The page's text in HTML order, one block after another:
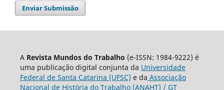
Enviar Submissão
A Revista Mundos do Trabalho (e-ISSN: 1984-9222) é
uma publicação digital conjunta da Universidade
Federal de Santa Catarina (UFSC) e da Associação
Nacional de História do Trabalho (ANAHT) / GT